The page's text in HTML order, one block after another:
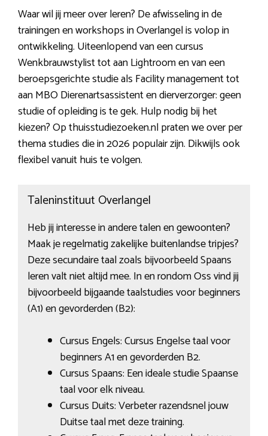
Waar wil jij meer over leren? De afwisseling in de
trainingen en workshops in Overlangel is volop in
ontwikkeling. Uiteenlopend van een cursus
Wenkbrauwstylist tot aan Lightroom en van een
beroepsgerichte studie als Facility management tot
aan MBO Dierenartsassistent en dierverzorger: geen
studie of opleiding is te gek. Hulp nodig bij het
kiezen? Op thuisstudiezoeken.nl praten we over per
thema studies die in 2026 populair zijn. Dikwijls ook
flexibel vanuit huis te volgen.
Taleninstituut Overlangel
Heb jij interesse in andere talen en gewoonten?
Maak je regelmatig zakelijke buitenlandse tripjes?
Deze secundaire taal zoals bijvoorbeeld Spaans
leren valt niet altijd mee. In en rondom Oss vind jij
bijvoorbeeld bijgaande taalstudies voor beginners
(A1) en gevorderden (B2):
Cursus Engels: Cursus Engelse taal voor
beginners A1 en gevorderden B2.
Cursus Spaans: Een ideale studie Spaanse
taal voor elk niveau.
Cursus Duits: Verbeter razendsnel jouw
Duitse taal met deze training.